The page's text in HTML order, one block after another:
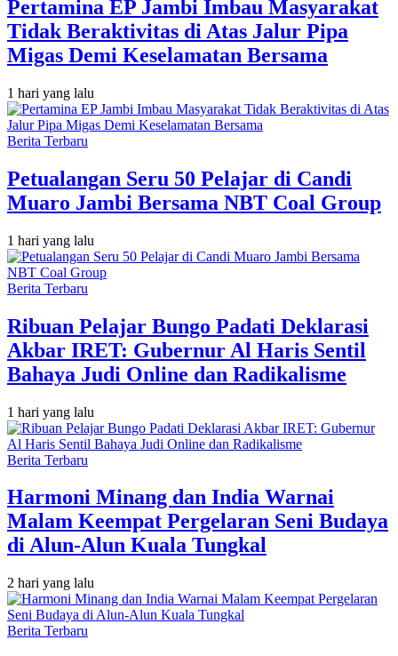
Pertamina EP Jambi Imbau Masyarakat
Tidak Beraktivitas di Atas Jalur Pipa
Migas Demi Keselamatan Bersama
1 hari yang lalu
Berita Terbaru
Petualangan Seru 50 Pelajar di Candi
Muaro Jambi Bersama NBT Coal Group
1 hari yang lalu
Berita Terbaru
Ribuan Pelajar Bungo Padati Deklarasi
Akbar IRET: Gubernur Al Haris Sentil
Bahaya Judi Online dan Radikalisme
1 hari yang lalu
Berita Terbaru
Harmoni Minang dan India Warnai
Malam Keempat Pergelaran Seni Budaya
di Alun-Alun Kuala Tungkal
2 hari yang lalu
Berita Terbaru